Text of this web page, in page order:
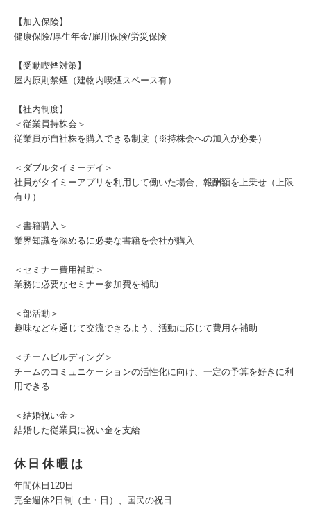
【加入保険】
健康保険/厚生年金/雇用保険/労災保険
【受動喫煙対策】
屋内原則禁煙（建物内喫煙スペース有）
【社内制度】
＜従業員持株会＞
従業員が自社株を購入できる制度（※持株会への加入が必要）
＜ダブルタイミーデイ＞
社員がタイミーアプリを利用して働いた場合、報酬額を上乗せ（上限
有り）
＜書籍購入＞
業界知識を深めるに必要な書籍を会社が購入
＜セミナー費用補助＞
業務に必要なセミナー参加費を補助
＜部活動＞
趣味などを通じて交流できるよう、活動に応じて費用を補助
＜チームビルディング＞
チームのコミュニケーションの活性化に向け、一定の予算を好きに利
用できる
＜結婚祝い金＞
結婚した従業員に祝い金を支給
休日休暇は
年間休日120日
完全週休2日制（土・日）、国民の祝日